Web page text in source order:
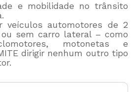
e mobilidade no trânsito
veículos automotores de 2
sem carro lateral – como
motonetas e
dirigir nenhum outro tipo